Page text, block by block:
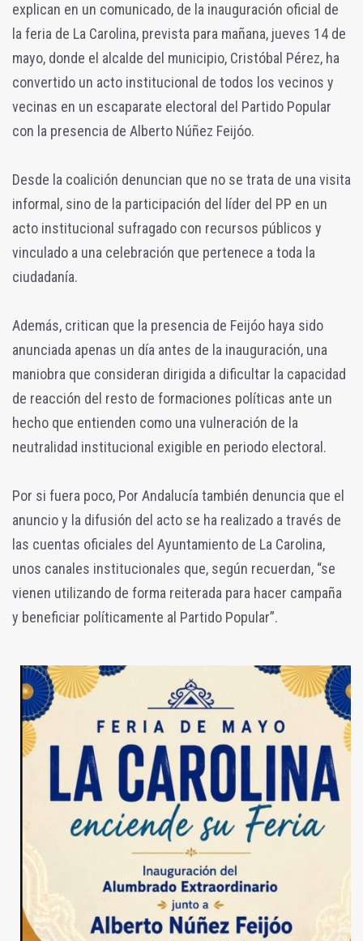
explican en un comunicado, de la inauguración oficial de
la feria de La Carolina, prevista para mañana, jueves 14 de
mayo, donde el alcalde del municipio, Cristóbal Pérez, ha
convertido un acto institucional de todos los vecinos y
vecinas en un escaparate electoral del Partido Popular
con la presencia de Alberto Núñez Feijóo.
Desde la coalición denuncian que no se trata de una visita
informal, sino de la participación del líder del PP en un
acto institucional sufragado con recursos públicos y
vinculado a una celebración que pertenece a toda la
ciudadanía.
Además, critican que la presencia de Feijóo haya sido
anunciada apenas un día antes de la inauguración, una
maniobra que consideran dirigida a dificultar la capacidad
de reacción del resto de formaciones políticas ante un
hecho que entienden como una vulneración de la
neutralidad institucional exigible en periodo electoral.
Por si fuera poco, Por Andalucía también denuncia que el
anuncio y la difusión del acto se ha realizado a través de
las cuentas oficiales del Ayuntamiento de La Carolina,
unos canales institucionales que, según recuerdan, “se
vienen utilizando de forma reiterada para hacer campaña
y beneficiar políticamente al Partido Popular”.